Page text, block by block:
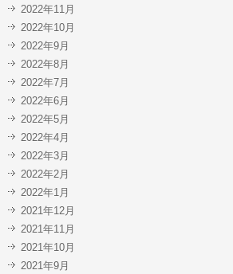
2022年11月
2022年10月
2022年9月
2022年8月
2022年7月
2022年6月
2022年5月
2022年4月
2022年3月
2022年2月
2022年1月
2021年12月
2021年11月
2021年10月
2021年9月